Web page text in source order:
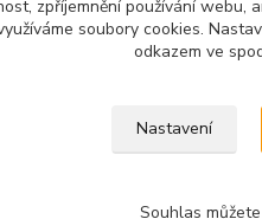
práva vyhrazena.
souhlasu majitele
zpříjemnění používání
soubory cookies.
odkazem ve
Nastavení
Souhlas